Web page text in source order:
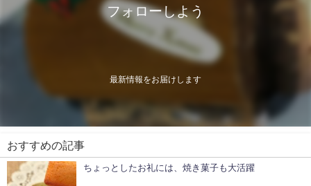
フォローしよう
最新情報をお届けします
おすすめの記事
ちょっとしたお礼には、焼き菓子も大活躍